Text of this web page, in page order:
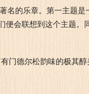
名的乐章。第一主题是
便会联想到这个主题。
门德尔松韵味的极其醇